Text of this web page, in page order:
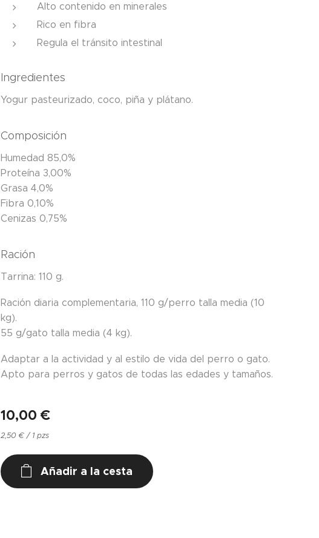
Alto contenido en minerales
Rico en fibra
Regula el tránsito intestinal
Ingredientes
Yogur pasteurizado, coco, piña y plátano.
Composición
Humedad 85,0%
Proteína 3,00%
Grasa 4,0%
Fibra 0,10%
Cenizas 0,75%
Ración
Tarrina: 110 g.
Ración diaria complementaria, 110 g/perro talla media (10
kg).
55 g/gato talla media (4 kg).
Adaptar a la actividad y al estilo de vida del perro o gato.
Apto para perros y gatos de todas las edades y tamaños.
10,00 €
2,50 € / 1 pzs
Añadir a la cesta